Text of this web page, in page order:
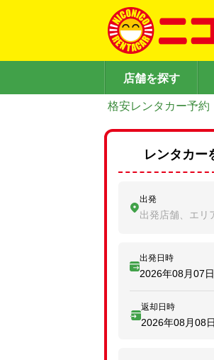
店舗を探す
格安レンタカー予約
レンタカー
出発
出発店舗、エリ
出発日時
2026年08月07
返却日時
2026年08月08